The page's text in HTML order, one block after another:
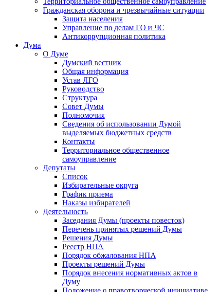
Гражданская оборона и чрезвычайные ситуации
Защита населения
Управление по делам ГО и ЧС
Антикоррупционная политика
Дума
О Думе
Думский вестник
Общая информация
Устав ЛГО
Руководство
Структура
Совет Думы
Полномочия
Сведения об использовании Думой
выделяемых бюджетных средств
Контакты
Территориальное общественное
самоуправление
Депутаты
Список
Избирательные округа
График приема
Наказы избирателей
Деятельность
Заседания Думы (проекты повесток)
Перечень принятых решений Думы
Решения Думы
Реестр НПА
Порядок обжалования НПА
Проекты решений Думы
Порядок внесения нормативных актов в
Думу